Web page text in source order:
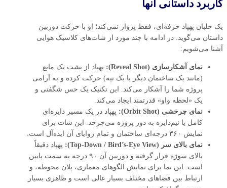
کاربرد داستانی آنها
یک خلبان پهپاد حرفه‌ای، فقط پرواز نمی‌کند؛ او با حرکت دوربین
داستان می‌گوید. در ادامه با چند مورد از شات‌های کلاسیک هوایی
آشنا می‌شویم:
نمای آشکارسازی (Reveal Shot):
پهپاد از پشت یک مانع
(مانند یک ساختمان دیگر یا یک تپه) حرکت کرده و به آرامی
پروژه شما را آشکار می‌کند. این تکنیک یک حس شگفتی و
یک «لحظه واو» قدرتمند ایجاد می‌کند.
نمای چرخشی (Orbit Shot):
پهپاد در یک مسیر دایره‌ای
کامل یا نیم‌دایره به دور پروژه می‌چرخد. این شات برای
نمایش ۳۶۰ درجه‌ای ساختمان و تمام زوایای آن ایده‌آل است.
نمای بالای سر (Top-Down / Bird’s-Eye View):
پهپاد دقیقاً
بالای سوژه قرار گرفته و دوربین آن ۹۰ درجه به سمت پایین
است. این نما برای نمایش الگوهای معماری، پلان محوطه، و
ارتباط بین فضاهای مختلف بسیار عالی است و ظاهری بسیار